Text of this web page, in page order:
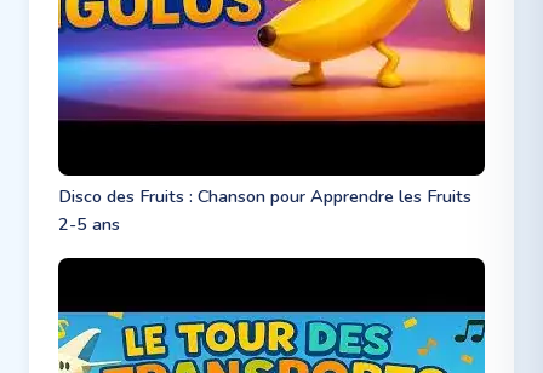
Disco des Fruits : Chanson pour Apprendre les Fruits
2-5 ans